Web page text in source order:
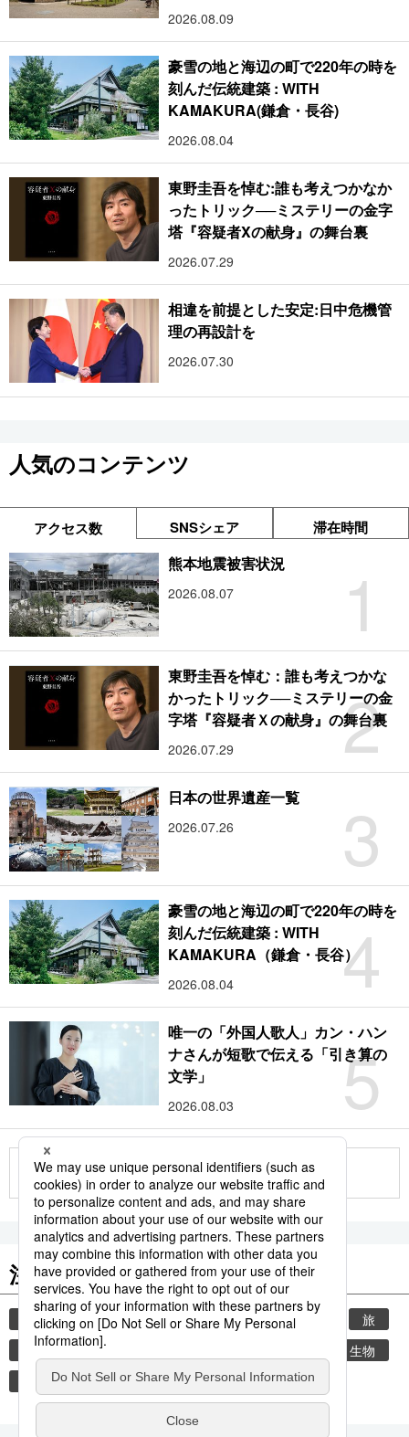
2026.08.09
豪雪の地と海辺の町で220年の時を
刻んだ伝統建築 : WITH
KAMAKURA(鎌倉・長谷)
2026.08.04
東野圭吾を悼む:誰も考えつかなか
ったトリック──ミステリーの金字
塔『容疑者Xの献身』の舞台裏
2026.07.29
相違を前提とした安定:日中危機管
理の再設計を
2026.07.30
人気のコンテンツ
アクセス数 SNSシェア 滞在時間
1
熊本地震被害状況
2026.08.07
2
東野圭吾を悼む：誰も考えつかな
かったトリック──ミステリーの金
字塔『容疑者Ｘの献身』の舞台裏
2026.07.29
3
日本の世界遺産一覧
2026.07.26
4
豪雪の地と海辺の町で220年の時を
刻んだ伝統建築 : WITH
KAMAKURA（鎌倉・長谷）
2026.08.04
5
唯一の「外国人歌人」カン・ハン
ナさんが短歌で伝える「引き算の
文学」
2026.08.03
もっと見る
注目のキーワード
共同通信ニュース 時事通信ニュース 観光
旅
気象・災害
環境・自然・生物